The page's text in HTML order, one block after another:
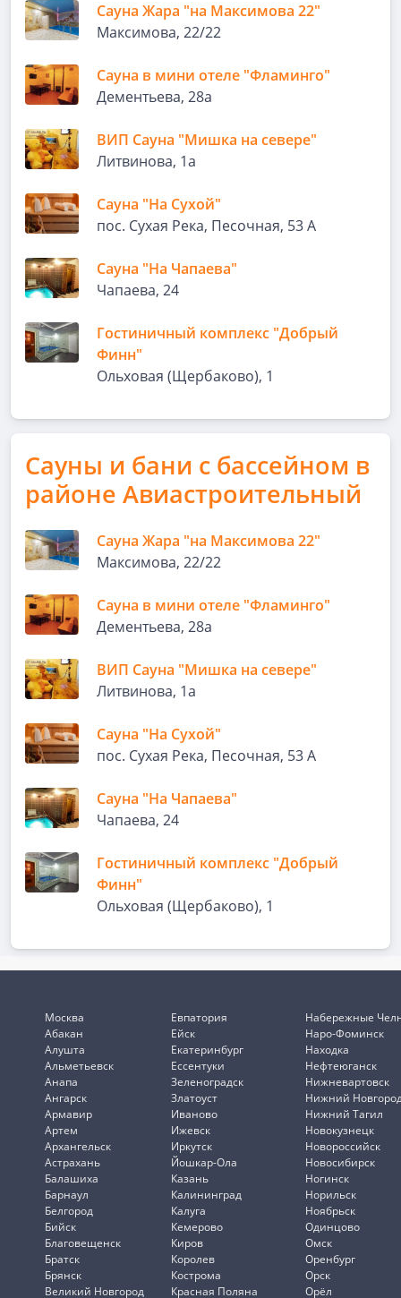
Сауна Жара "на Максимова 22"
Максимова, 22/22
Сауна в мини отеле "Фламинго"
Дементьева, 28а
ВИП Сауна "Мишка на севере"
Литвинова, 1а
Сауна "На Сухой"
пос. Сухая Река, Песочная, 53 А
Сауна "На Чапаева"
Чапаева, 24
Гостиничный комплекс "Добрый
Финн"
Ольховая (Щербаково), 1
Сауны и бани с бассейном в
районе Авиастроительный
Сауна Жара "на Максимова 22"
Максимова, 22/22
Сауна в мини отеле "Фламинго"
Дементьева, 28а
ВИП Сауна "Мишка на севере"
Литвинова, 1а
Сауна "На Сухой"
пос. Сухая Река, Песочная, 53 А
Сауна "На Чапаева"
Чапаева, 24
Гостиничный комплекс "Добрый
Финн"
Ольховая (Щербаково), 1
Москва
Абакан
Алушта
Альметьевск
Анапа
Ангарск
Армавир
Артем
Архангельск
Астрахань
Балашиха
Барнаул
Белгород
Бийск
Благовещенск
Братск
Брянск
Великий Новгород
Евпатория
Ейск
Екатеринбург
Ессентуки
Зеленоградск
Златоуст
Иваново
Ижевск
Иркутск
Йошкар-Ола
Казань
Калининград
Калуга
Кемерово
Киров
Королев
Кострома
Красная Поляна
Набережные
Наро-Фоминск
Находка
Нефтеюганск
Нижневартовск
Нижний
Нижний Тагил
Новокузнецк
Новороссийск
Новосибирск
Ногинск
Норильск
Ноябрьск
Одинцово
Омск
Оренбург
Орск
Орёл